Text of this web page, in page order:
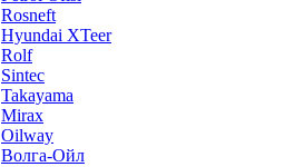
Rosneft
Hyundai XTeer
Rolf
Sintec
Takayama
Mirax
Oilway
Волга-Ойл